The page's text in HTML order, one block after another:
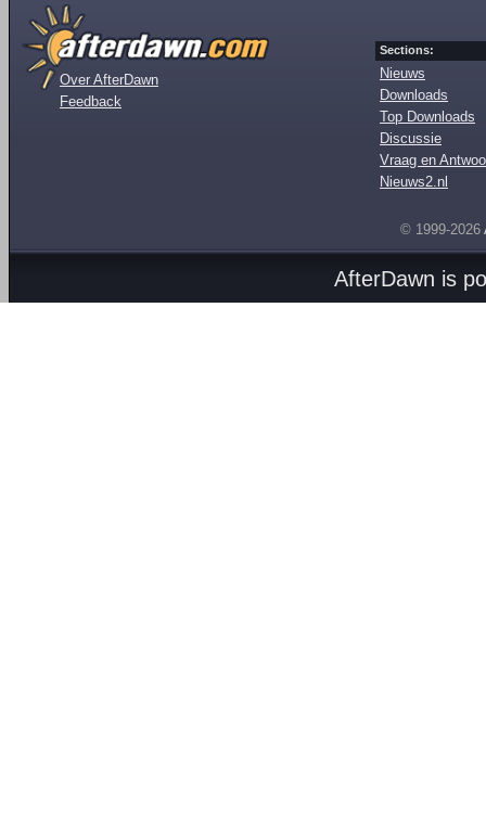
Over AfterDawn
Feedback
Sections:
Nieuws
Downloads
Top Downloads
Discussie
Vraag en
Nieuws2.nl
© 1999-2026
AfterDawn is